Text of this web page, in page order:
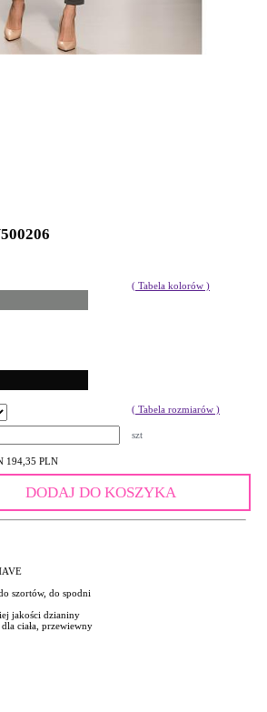
( Tabela kolorów )
( Tabela rozmiarów )
szt
194,35 PLN
DODAJ DO KOSZYKA
szortów, do spodni
jakości dzianiny
ciała, przewiewny